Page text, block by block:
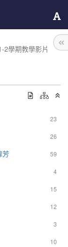
2學期教學影片
23
26
59
芳
4
15
12
3
10